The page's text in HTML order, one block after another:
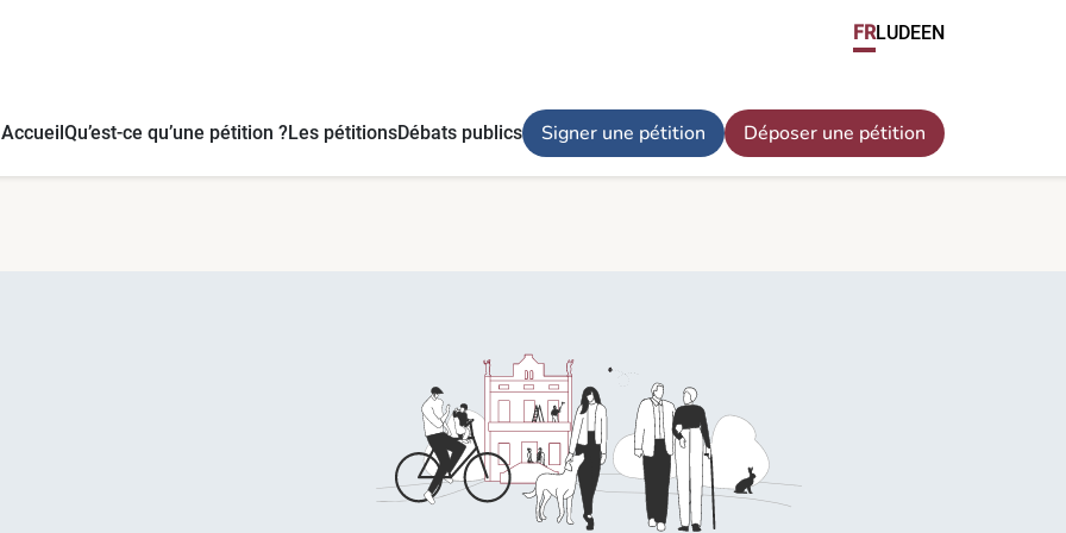
FRLUDEEN
AccueilQu’est-ce qu’une pétition ?Les pétitionsDébats publics Signer une pétition Déposer une pétition